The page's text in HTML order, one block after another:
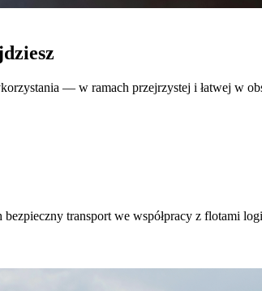
— w ramach przejrzystej i łatwej w
transport we współpracy z flotami